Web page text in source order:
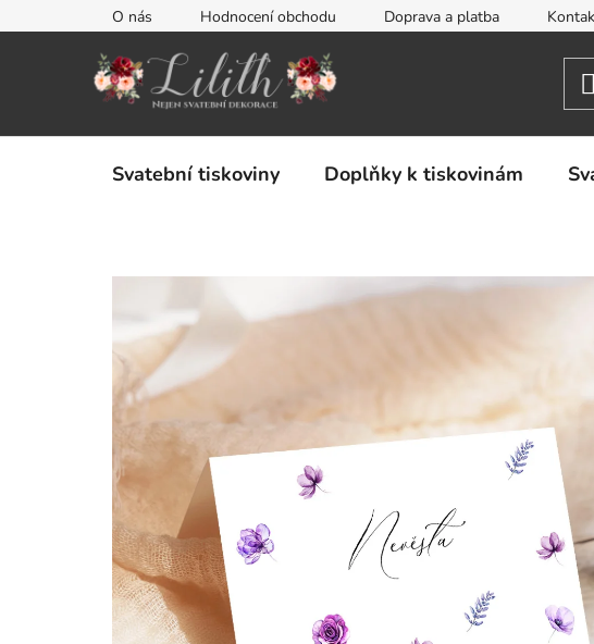
na
O nás Hodnocení obchodu Doprava a platba
Svatební tiskoviny Doplňky k tiskovinám